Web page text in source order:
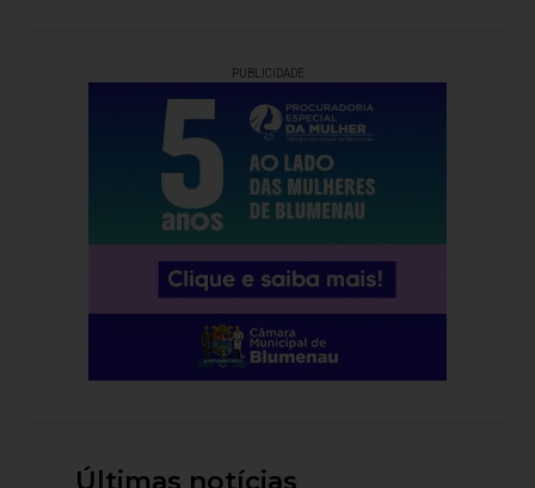
PUBLICIDADE
Últimas notícias